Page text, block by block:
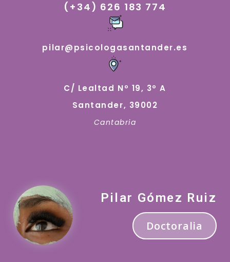
(+34) 626 183 774
pilar@psicologasantander.es
C/ Lealtad Nº 19, 3º A
Santander, 39002
Cantabria
Pilar Gómez Ruiz
Doctoralia